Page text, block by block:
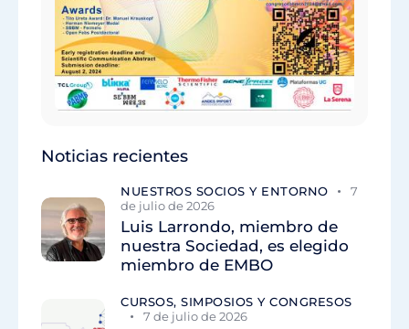
Noticias recientes
NUESTROS SOCIOS Y ENTORNO
7
de julio de 2026
Luis Larrondo, miembro de
nuestra Sociedad, es elegido
miembro de EMBO
CURSOS, SIMPOSIOS Y CONGRESOS
7 de julio de 2026